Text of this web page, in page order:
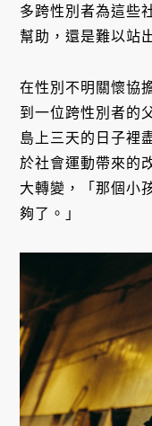
多跨性別者為這些
幫助，還是難以站
在性別不明關懷協
到一位跨性別者的
島上三天的日子裡
於社會運動帶來的
大轉變，「那個小
夠了。」